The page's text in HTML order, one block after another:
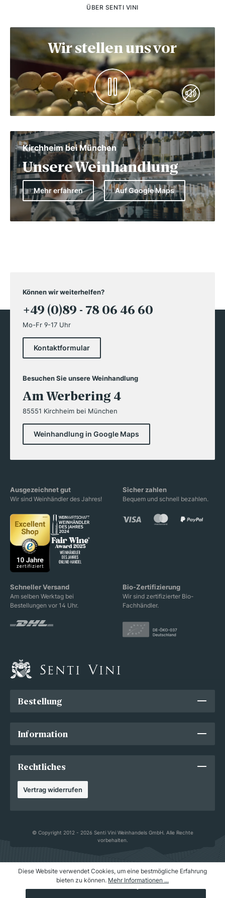
ÜBER SENTI VINI
Wir stellen uns vor
Kirchheim bei München
Unsere Weinhandlung
Mehr erfahren Auf Google Maps
Können wir weiterhelfen?
+49 (0)89 - 78 06 46 60
Mo-Fr 9-17 Uhr
Kontaktformular
Besuchen Sie unsere Weinhandlung
Am Werbering 4
85551 Kirchheim bei München
Weinhandlung in Google Maps
Ausgezeichnet gut
Wir sind Weinhändler des Jahres!
Sicher zahlen
Bequem und schnell bezahlen.
Schneller Versand
Am selben Werktag bei
Bestellungen vor 14 Uhr.
Bio-Zertifizierung
Wir sind zertifizierter Bio-
Fachhändler.
Bestellung
Information
Rechtliches
Vertrag widerrufen
© Copyright 2012 - 2026 Senti Vini Weinhandels GmbH. Alle Rechte
vorbehalten.
Diese Website verwendet Cookies, um eine bestmögliche Erfahrung
bieten zu können. Mehr Informationen ...